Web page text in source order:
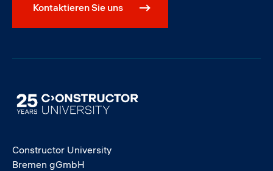
Kontaktieren Sie uns
Image
Constructor University
Bremen gGmbH